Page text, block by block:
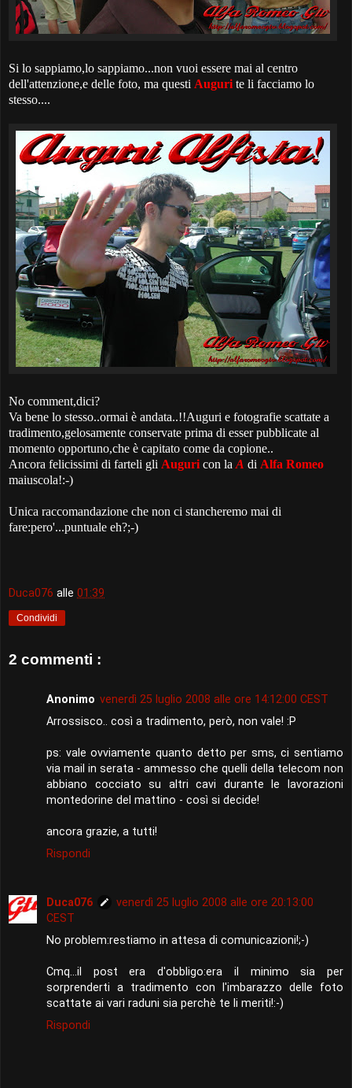
Si lo sappiamo,lo sappiamo...non vuoi essere mai al centro
dell'attenzione,e delle foto, ma questi Auguri te li facciamo lo
stesso....
No comment,dici?
Va bene lo stesso..ormai è andata..!!Auguri e fotografie scattate a
tradimento,gelosamente conservate prima di esser pubblicate al
momento opportuno,che è capitato come da copione..
Ancora felicissimi di farteli gli Auguri con la A di Alfa Romeo
maiuscola!:-)
Unica raccomandazione che non ci stancheremo mai di
fare:pero'...puntuale eh?;-)
Duca076 alle 01:39
Condividi
2 commenti :
Anonimo venerdì 25 luglio 2008 alle ore 14:12:00 CEST
Arrossisco.. così a tradimento, però, non vale! :P
ps: vale ovviamente quanto detto per sms, ci sentiamo
via mail in serata - ammesso che quelli della telecom non
abbiano cocciato su altri cavi durante le lavorazioni
montedorine del mattino - così si decide!
ancora grazie, a tutti!
Rispondi
Duca076
venerdì 25 luglio 2008 alle ore 20:13:00
CEST
No problem:restiamo in attesa di comunicazioni!;-)
Cmq...il post era d'obbligo:era il minimo sia per
sorprenderti a tradimento con l'imbarazzo delle foto
scattate ai vari raduni sia perchè te li meriti!:-)
Rispondi